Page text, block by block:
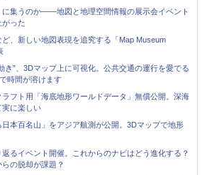
に集うのか――地図と地理空間情報の展示会イベント
がった
ど、新しい地図表現を追究する「Map Museum
き”、3Dマップ上に可視化。公共交通の運行を愛でる
時間が溶けます
フト用「海底地形ワールドデータ」無償公開。深海
実に楽しい
日本百名山」をアジア航測が公開。3Dマップで地形
るイベント開催。これからのナビはどう進化する？
の脱却が課題？